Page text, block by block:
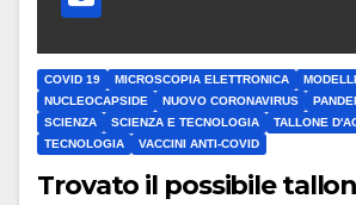
COVID 19 MICROSCOPIA ELETTRONICA
NUCLEOCAPSIDE
NUOVO CORONAVIRUS
SCIENZA
SCIENZA E TECNOLOGIA
TALLONE
TECNOLOGIA
VACCINI ANTI-COVID
Trovato il possibile